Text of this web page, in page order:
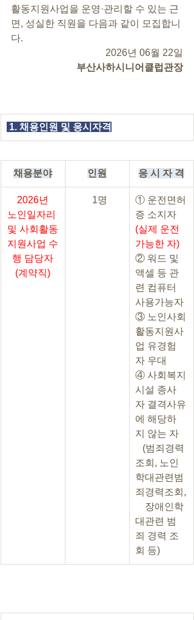
활동지원사업을 운영·관리할 수 있는 근
면, 성실한 직원을 다음과 같이 모집합니
다.
2026년 06월 22일
부산사하시니어클럽관장
1. 채용인원 및 응시자격
채용분야 인원 응 시 자 격
2026년
노인일자리
및 사회활동
지원사업 수
행 담당자
(계약직)
1명
① 운전면허
증 소지자
(실제 운전
가능한 자)
② 워드 및
액셀 등 관
련 컴퓨터
사용가능자
③ 노인사회
활동지원사
업 유경험
자 우대
④ 사회복지
시설 종사
자 결격사유
에 해당하
지 않는 자
(범죄경력
조회, 노인
학대관련범
죄경력조회,
장애인학
대관련 범
죄 경력 조
회 등)